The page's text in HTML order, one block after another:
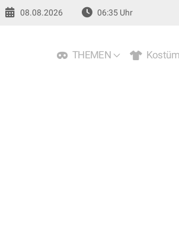
08.08.2026 06:35 Uhr
THEMEN